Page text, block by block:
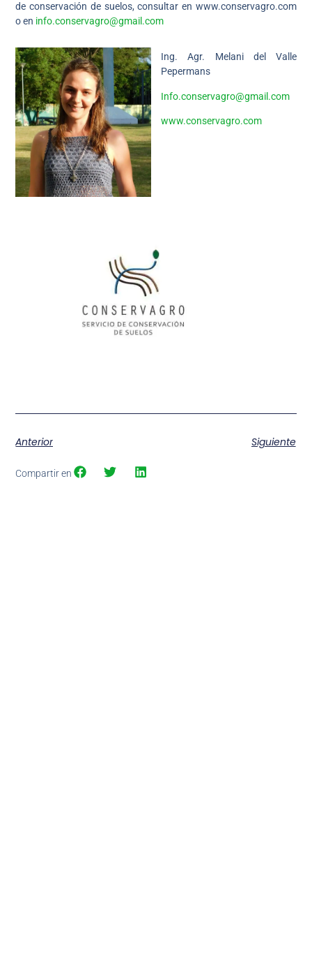
de conservación de suelos, consultar en www.conservagro.com
o en info.conservagro@gmail.com
Ing. Agr. Melani del Valle
Pepermans
Info.conservagro@gmail.com
www.conservagro.com
Anterior Siguiente
Compartir en